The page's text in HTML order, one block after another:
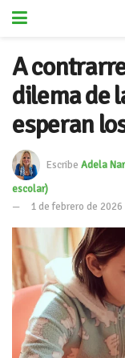
A
dilema de
esperan
Escribe Adela
escolar)
1 de febrero de 2026